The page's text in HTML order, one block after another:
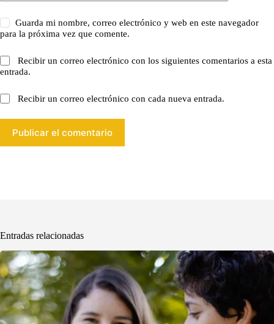
Guarda mi nombre, correo electrónico y web en este navegador
para la próxima vez que comente.
Recibir un correo electrónico con los siguientes comentarios a esta
entrada.
Recibir un correo electrónico con cada nueva entrada.
Publicar el comentario
Entradas relacionadas